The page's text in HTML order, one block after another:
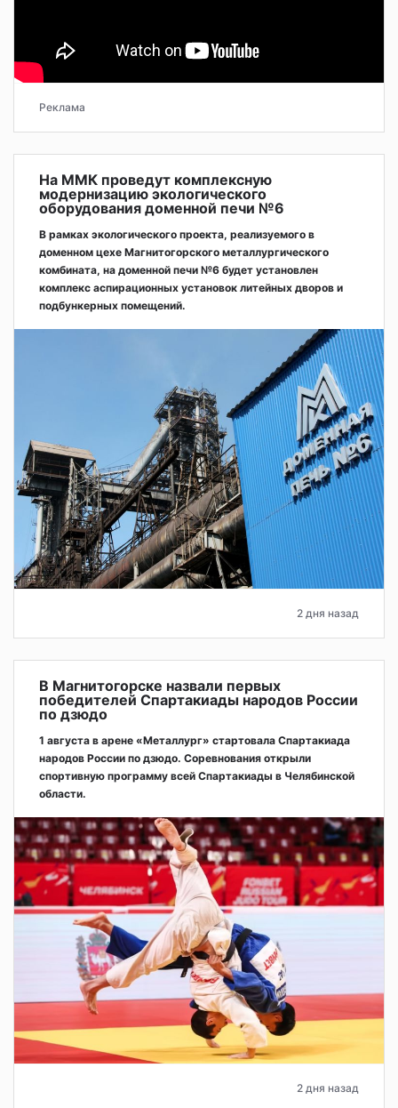
Реклама
На ММК проведут комплексную
модернизацию экологического
оборудования доменной печи №6
В рамках экологического проекта, реализуемого в
доменном цехе Магнитогорского металлургического
комбината, на доменной печи №6 будет установлен
комплекс аспирационных установок литейных дворов и
подбункерных помещений.
2 дня назад
В Магнитогорске назвали первых
победителей Спартакиады народов России
по дзюдо
1 августа в арене «Металлург» стартовала Спартакиада
народов России по дзюдо. Соревнования открыли
спортивную программу всей Спартакиады в Челябинской
области.
2 дня назад